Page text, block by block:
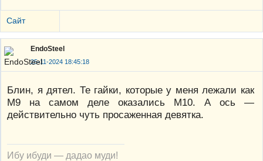
Сайт
EndoSteel
25-11-2024 18:45:18
Блин, я дятел. Те гайки, которые у меня лежали как
М9 на самом деле оказались М10. А ось —
действительно чуть просаженная девятка.
Ибу ибуди — дадао муди!